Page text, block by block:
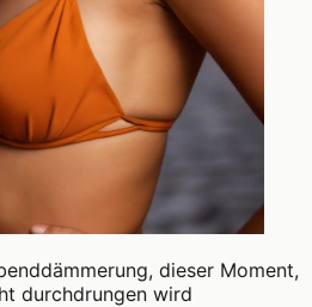
dieser Moment,
durchdrungen wird